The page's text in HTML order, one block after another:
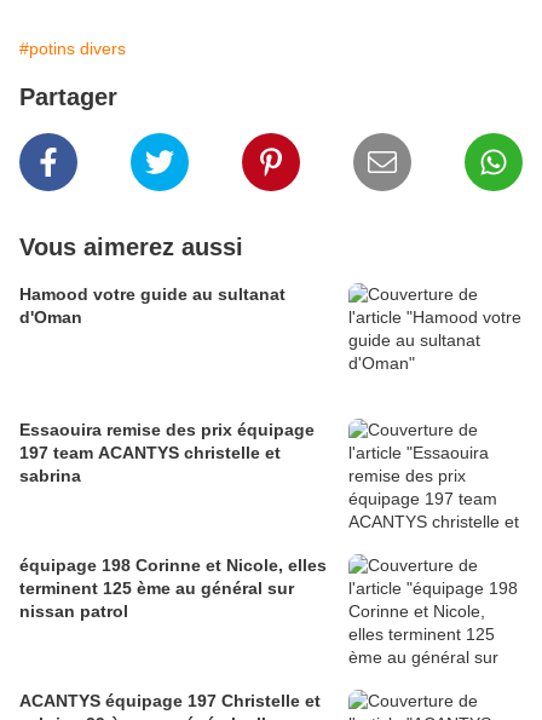
#potins divers
Partager
Vous aimerez aussi
Hamood votre guide au sultanat
d'Oman
Essaouira remise des prix équipage
197 team ACANTYS christelle et
sabrina
équipage 198 Corinne et Nicole, elles
terminent 125 ème au général sur
nissan patrol
ACANTYS équipage 197 Christelle et